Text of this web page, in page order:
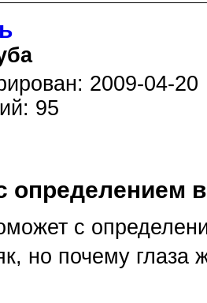
2009-04-20
95
определением
с
но почему глаза